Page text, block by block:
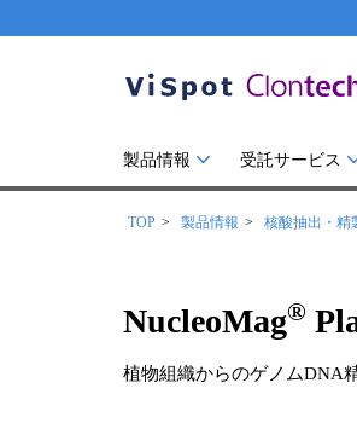
製品情報 受託サービス
TOP 製品情報 核酸抽出・精
NucleoMag®
植物組織からのゲノムDNA